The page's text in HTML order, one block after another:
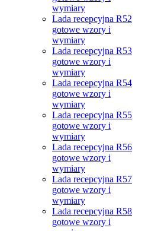
wymiary
Lada recepcyjna R52
gotowe wzory i
wymiary
Lada recepcyjna R53
gotowe wzory i
wymiary
Lada recepcyjna R54
gotowe wzory i
wymiary
Lada recepcyjna R55
gotowe wzory i
wymiary
Lada recepcyjna R56
gotowe wzory i
wymiary
Lada recepcyjna R57
gotowe wzory i
wymiary
Lada recepcyjna R58
gotowe wzory i